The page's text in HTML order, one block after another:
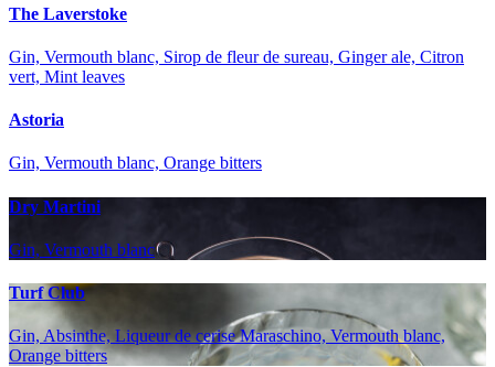
The Laverstoke
Gin, Vermouth blanc, Sirop de fleur de sureau, Ginger ale, Citron
vert, Mint leaves
Astoria
Gin, Vermouth blanc, Orange bitters
Dry Martini
Gin, Vermouth blanc
Turf Club
Gin, Absinthe, Liqueur de cerise Maraschino, Vermouth blanc,
Orange bitters